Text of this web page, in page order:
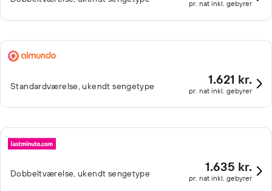
pr. nat inkl. gebyrer
Standardværelse, ukendt sengetype 1.621 kr.
pr. nat inkl. gebyrer
Dobbeltværelse, ukendt sengetype 1.635 kr.
pr. nat inkl. gebyrer